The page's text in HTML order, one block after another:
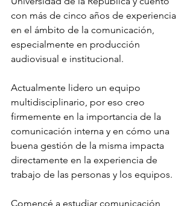
con más de cinco años de experiencia
en el ámbito de la comunicación,
especialmente en producción
audiovisual e institucional.
Actualmente lidero un equipo
multidisciplinario, por eso creo
firmemente en la importancia de la
comunicación interna y en cómo una
buena gestión de la misma impacta
directamente en la experiencia de
trabajo de las personas y los equipos.
Comencé a estudiar comunicación